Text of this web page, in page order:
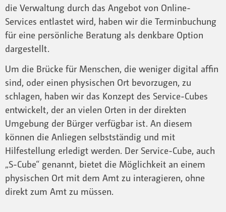
die Verwaltung durch das Angebot von Online-
Services entlastet wird, haben wir die Terminbuchung
für eine persönliche Beratung als denkbare Option
dargestellt.
Um die Brücke für Menschen, die weniger digital affin
sind, oder einen physischen Ort bevorzugen, zu
schlagen, haben wir das Konzept des Service-Cubes
entwickelt, der an vielen Orten in der direkten
Umgebung der Bürger verfügbar ist. An diesem
können die Anliegen selbstständig und mit
Hilfestellung erledigt werden. Der Service-Cube, auch
„S-Cube“ genannt, bietet die Möglichkeit an einem
physischen Ort mit dem Amt zu interagieren, ohne
direkt zum Amt zu müssen.